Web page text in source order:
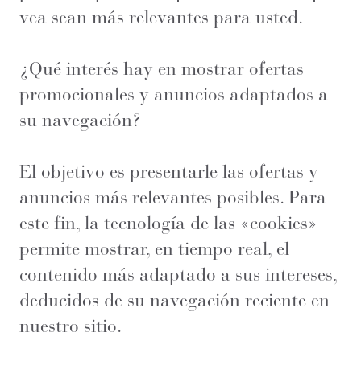
vea sean más relevantes para usted.
¿Qué interés hay en mostrar ofertas
promocionales y anuncios adaptados a
su navegación?
El objetivo es presentarle las ofertas y
anuncios más relevantes posibles. Para
este fin, la tecnología de las «cookies»
permite mostrar, en tiempo real, el
contenido más adaptado a sus intereses,
deducidos de su navegación reciente en
nuestro sitio.